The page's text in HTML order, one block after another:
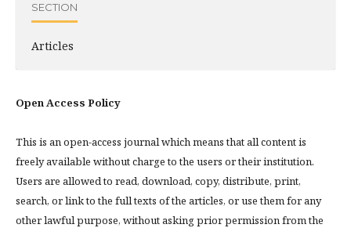
SECTION
Articles
Open Access Policy
This is an open-access journal which means that all content is
freely available without charge to the users or their institution.
Users are allowed to read, download, copy, distribute, print,
search, or link to the full texts of the articles, or use them for any
other lawful purpose, without asking prior permission from the